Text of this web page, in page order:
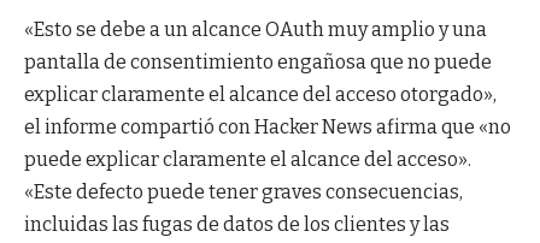
«Esto se debe a un alcance OAuth muy amplio y una
pantalla de consentimiento engañosa que no puede
explicar claramente el alcance del acceso otorgado»,
el informe compartió con Hacker News afirma que «no
puede explicar claramente el alcance del acceso».
«Este defecto puede tener graves consecuencias,
incluidas las fugas de datos de los clientes y las